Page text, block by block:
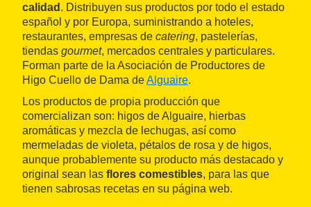
calidad . Distribuyen sus productos por todo el estado
español y por Europa, suministrando a hoteles,
restaurantes, empresas de catering, pastelerías,
tiendas gourmet, mercados centrales y particulares.
Forman parte de la Asociación de Productores de
Higo Cuello de Dama deAlguaire.
Los productos de propia producción que
comercializan son: higos de Alguaire, hierbas
aromáticas y mezcla de lechugas, así como
mermeladas de violeta, pétalos de rosa y de higos,
aunque probablemente su producto más destacado y
original sean las flores comestibles, para las que
tienen sabrosas recetas en su página web.